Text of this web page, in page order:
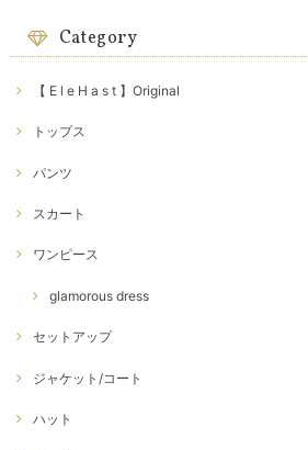
Category
【 E l e H a s t 】Original
トップス
パンツ
スカート
ワンピース
glamorous dress
セットアップ
ジャケット/コート
ハット